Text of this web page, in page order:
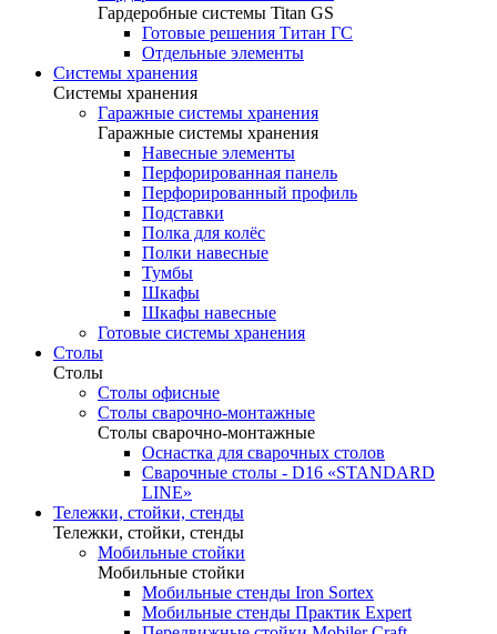
Гардеробные системы Titan GS
Готовые решения Титан ГС
Отдельные элементы
Системы хранения
Системы хранения
Гаражные системы хранения
Гаражные системы хранения
Навесные элементы
Перфорированная панель
Перфорированный профиль
Подставки
Полка для колёс
Полки навесные
Тумбы
Шкафы
Шкафы навесные
Готовые системы хранения
Столы
Столы
Столы офисные
Столы сварочно-монтажные
Столы сварочно-монтажные
Оснастка для сварочных столов
Сварочные столы - D16 «STANDARD
LINE»
Тележки, стойки, стенды
Тележки, стойки, стенды
Мобильные стойки
Мобильные стойки
Мобильные стенды Iron Sortex
Мобильные стенды Практик Expert